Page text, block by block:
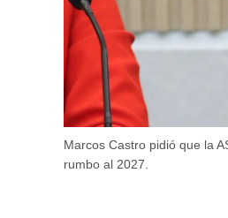
Marcos Castro pidió que la
rumbo al 2027.